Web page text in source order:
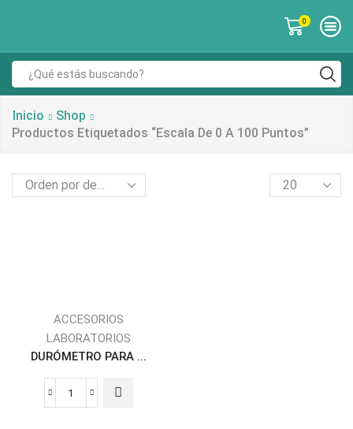
0
Inicio
Shop
Productos Etiquetados “Escala De 0 A 100 Puntos”
ACCESORIOS
LABORATORIOS
DURÓMETRO PARA ...